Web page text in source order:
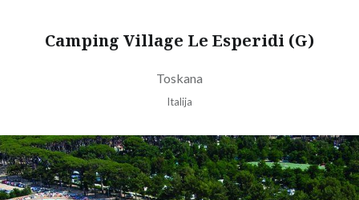
Camping Village Le Esperidi (G)
Toskana
Italija